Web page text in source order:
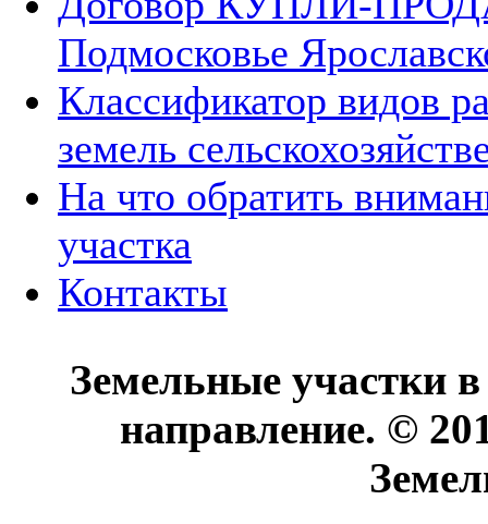
Подмосковье
Классификатор видов
земель
На что обратить
участка
Контакты
Земельные участки
направление. ©